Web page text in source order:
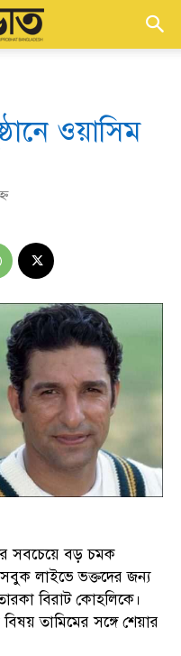
ওয়াসিম
সবচেয়ে বড় চমক
লাইভে ভক্তদের জন্য
বিরাট কোহলিকে।
তামিমের সঙ্গে শেয়ার